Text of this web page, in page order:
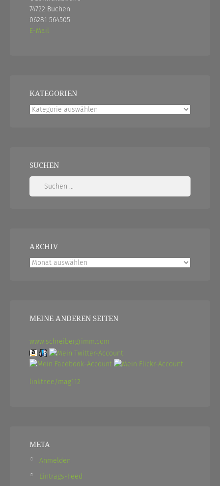
74722 Buchen
06281 564505
E-Mail
KATEGORIEN
Kategorien
SUCHEN
Suchen
ARCHIV
Archiv
MEINE ANDEREN SEITEN
www.schreibergrimm.com
linktr.ee/mag112
META
Anmelden
Eintrags-Feed